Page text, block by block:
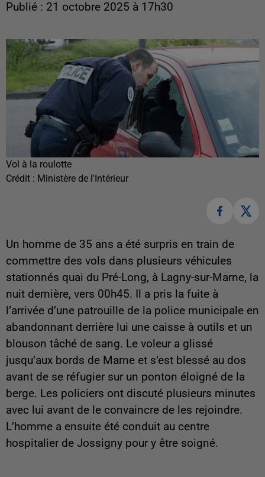
Publié : 21 octobre 2025 à 17h30
Vol à la roulotte
Crédit : Ministère de l'Intérieur
Un homme de 35 ans a été surpris en train de
commettre des vols dans plusieurs véhicules
stationnés quai du Pré-Long, à Lagny-sur-Marne, la
nuit dernière, vers 00h45. Il a pris la fuite à
l’arrivée d’une patrouille de la police municipale en
abandonnant derrière lui une caisse à outils et un
blouson tâché de sang. Le voleur a glissé
jusqu’aux bords de Marne et s’est blessé au dos
avant de se réfugier sur un ponton éloigné de la
berge. Les policiers ont discuté plusieurs minutes
avec lui avant de le convaincre de les rejoindre.
L’homme a ensuite été conduit au centre
hospitalier de Jossigny pour y être soigné.